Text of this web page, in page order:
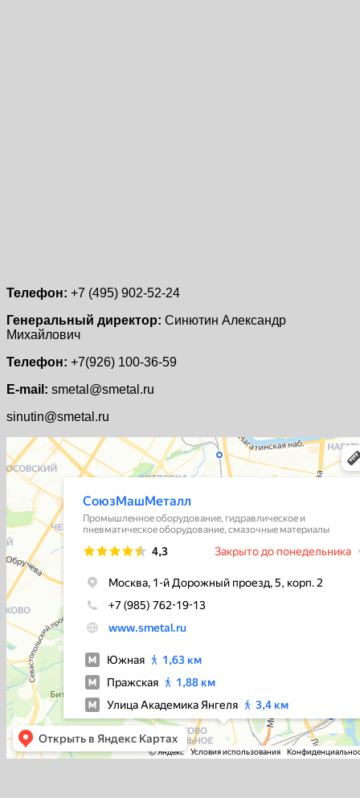
Телефон: +7 (495) 902-52-24
Генеральный директор: Синютин Александр
Михайлович
Телефон: +7(926) 100-36-59
E-mail: smetal@smetal.ru
sinutin@smetal.ru